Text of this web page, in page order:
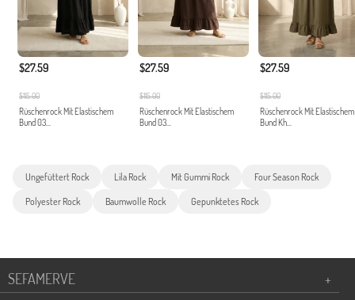
$27.59
$115.00
Rüschenrock Mit Elastischem
Bund 03...
$27.59
$115.00
Rüschenrock Mit Elastischem
Bund 03...
$27.59
$115.00
Rüschenrock Mit Elastischem
Bund Kh...
Ungefüttert Rock Lila Rock Mit Gummi Rock Four Season Rock
Polyester Rock Baumwolle Rock Gepunktetes Rock
SEFAMERVE
+